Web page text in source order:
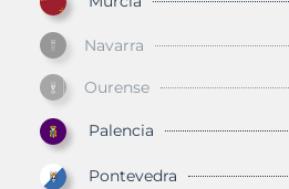
Navarra
Ourense
Palencia
Pontevedra